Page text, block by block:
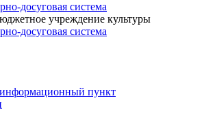
досуговая система
учреждение культуры
досуговая система
пункт